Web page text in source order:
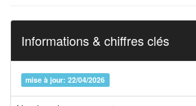
Informations & chiffres clés
mise à jour: 22/04/2026